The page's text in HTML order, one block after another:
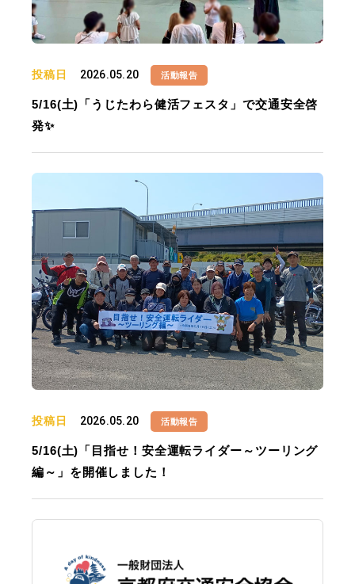
投稿日 2026.05.20 活動報告
5/16(土)「うじたわら健活フェスタ」で交通安全啓
発✨
投稿日 2026.05.20 活動報告
5/16(土)「目指せ！安全運転ライダー～ツーリング
編～」を開催しました！